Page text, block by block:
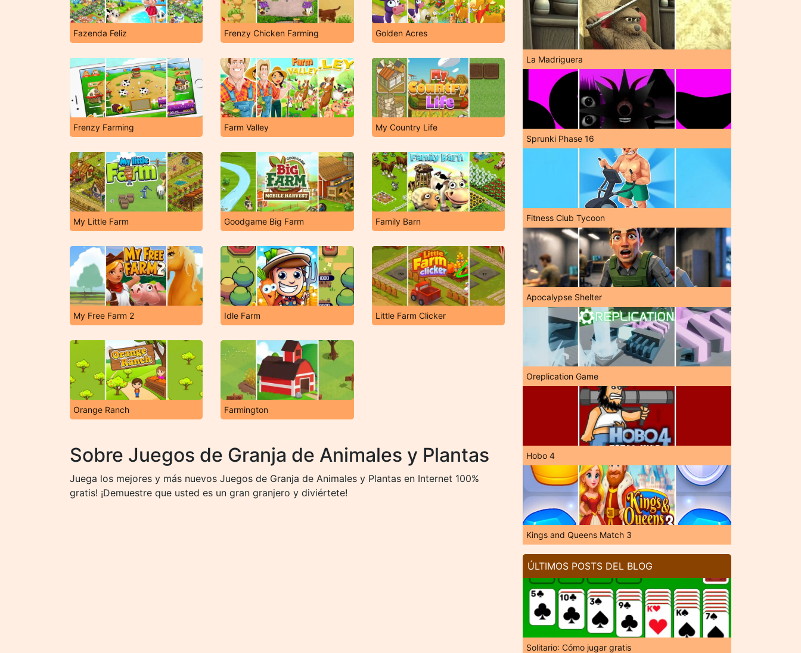
Fazenda Feliz Frenzy Chicken Farming Golden Acres
Frenzy Farming Farm Valley My Country Life
My Little Farm Goodgame Big Farm Family Barn
My Free Farm 2 Idle Farm Little Farm Clicker
Orange Ranch Farmington
Sobre Juegos de Granja de Animales y Plantas
Juega los mejores y más nuevos Juegos de Granja de Animales y Plantas en Internet 100%
gratis! ¡Demuestre que usted es un gran granjero y diviértete!
La Madriguera
Sprunki Phase 16
Fitness Club Tycoon
Apocalypse Shelter
Oreplication Game
Hobo 4
Kings and Queens Match 3
ÚLTIMOS POSTS DEL BLOG
Solitario: Cómo jugar gratis